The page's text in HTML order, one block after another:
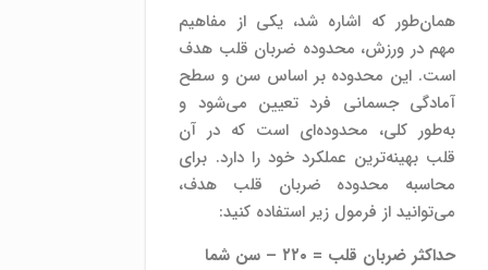
همان‌طور که اشاره شد، یکی از مفاهیم
مهم در ورزش، محدوده ضربان قلب هدف
است. این محدوده بر اساس سن و سطح
آمادگی جسمانی فرد تعیین می‌شود و
به‌طور کلی، محدوده‌ای است که در آن
قلب بهینه‌ترین عملکرد خود را دارد. برای
محاسبه محدوده ضربان قلب هدف،
می‌توانید از فرمول زیر استفاده کنید:
حداکثر ضربان قلب = ۲۲۰ – سن شما